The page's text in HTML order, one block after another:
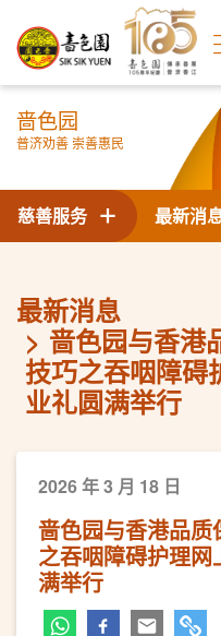
啬色园
普济劝善 崇善惠民
最新消
慈善服务
最新消息
啬色园与香港
技巧之吞咽障碍
业礼圆满举行
2026 年 3 月 18 日
啬色园与香港品
之吞咽障碍护理
满举行